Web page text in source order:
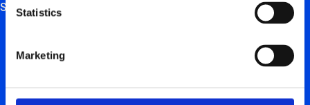
Statistics
Marketing
Services
Onze laadpas bij de hand